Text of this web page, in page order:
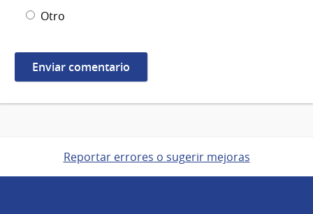
Otro
Reportar errores o sugerir mejoras